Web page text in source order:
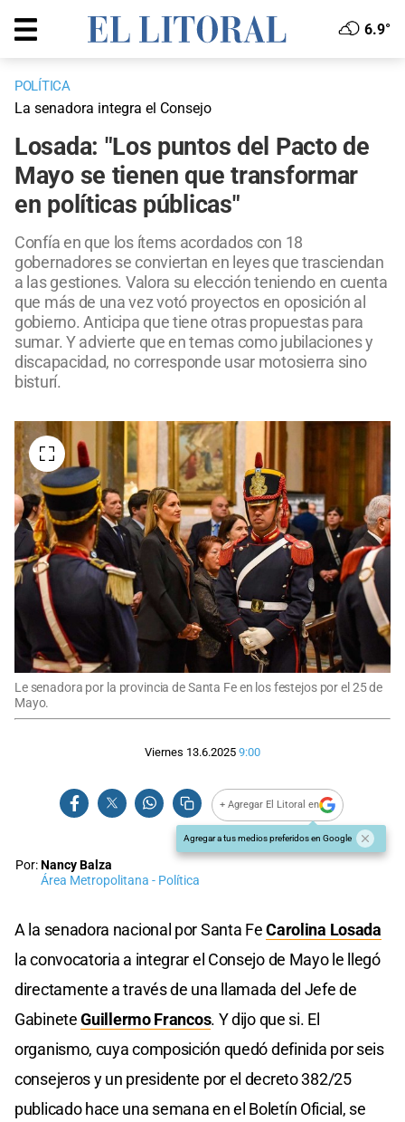
6.9°
POLÍTICA
La senadora integra el Consejo
Losada: "Los puntos del Pacto de
Mayo se tienen que transformar
en políticas públicas"
Confía en que los ítems acordados con 18
gobernadores se conviertan en leyes que trasciendan
a las gestiones. Valora su elección teniendo en cuenta
que más de una vez votó proyectos en oposición al
gobierno. Anticipa que tiene otras propuestas para
sumar. Y advierte que en temas como jubilaciones y
discapacidad, no corresponde usar motosierra sino
bisturí.
Le senadora por la provincia de Santa Fe en los festejos por el 25 de
Mayo.
Viernes 13.6.2025 9:00
+ Agregar El Litoral en
Agregar a tus medios preferidos en Google
Por:Nancy Balza
Área Metropolitana - Política
A la senadora nacional por Santa FeCarolina Losada
la convocatoria a integrar el Consejo de Mayo le llegó
directamente a través de una llamada del Jefe de
GabineteGuillermo Francos. Y dijo que si. El
organismo, cuya composición quedó definida por seis
consejeros y un presidente por el decreto 382/25
publicado hace una semana en el Boletín Oficial, se